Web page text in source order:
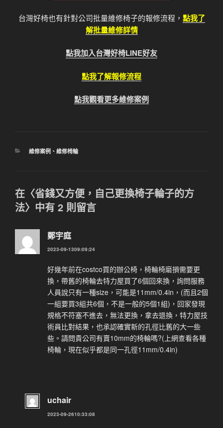
台灣好椅也有針對公司批量維修椅子的報修流程， 點我了
解批量維修詳情
點我加入台灣好椅LINE好友
點我了解報修流程
點我觀看更多維修案例
分
維修案例 、 維修椅輪
在〈省錢又方便，自己更換椅子輪子的方
法〉中有 2 則留言
鄭宇庭
2023-09-1309:09:24
好幾年前在costco買的辦公椅，椅輪椅磨損需要更
換，帶舊的椅輪去特力屋買了6個回來換，詢問服務
人員說只有一種size，可能是11mm/0.4in，(而且2個
一組要買3組共6個，不是一般的5個1組)，回家發現
規格不符塞不進去，無法更換，拿去退換，特力屋技
術員比對結果，也承認確實新的孔徑比舊的大一些
些。請問貴公司有賣10mm的椅輪嗎?(上網查看各種
椅輪，現在似乎都是同一孔徑11mm/0.4in)
uchair
2023-09-2610:33:08